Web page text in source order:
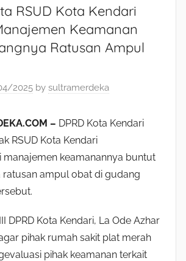
RSUD Kota Kendari
Keamanan
Ratusan Ampul
2025 by sultramerdeka
– DPRD Kota Kendari
RSUD Kota Kendari
manajemen keamanannya buntut
ratusan ampul obat di gudang
DPRD Kota Kendari, La Ode Azhar
pihak rumah sakit plat merah
pihak keamanan terkait